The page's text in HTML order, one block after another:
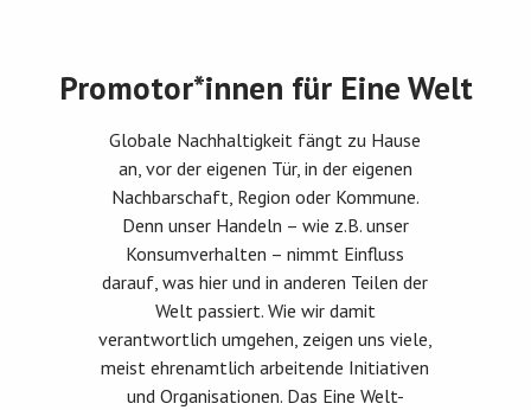
Promotor*innen für Eine Welt
Globale Nachhaltigkeit fängt zu Hause
an, vor der eigenen Tür, in der eigenen
Nachbarschaft, Region oder Kommune.
Denn unser Handeln – wie z.B. unser
Konsumverhalten – nimmt Einfluss
darauf, was hier und in anderen Teilen der
Welt passiert. Wie wir damit
verantwortlich umgehen, zeigen uns viele,
meist ehrenamtlich arbeitende Initiativen
und Organisationen. Das Eine Welt-